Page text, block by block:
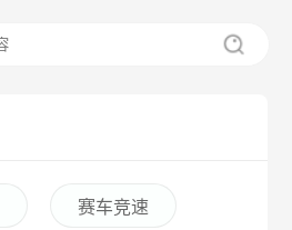
赛车竞速